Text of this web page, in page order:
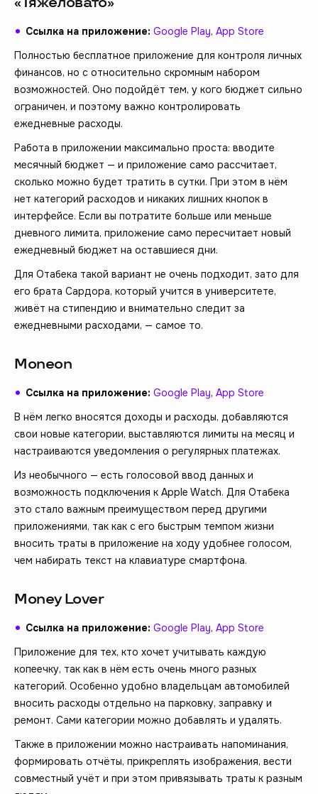
Ссылка на приложение: Google Play, App Store
Полностью бесплатное приложение для контроля личных
финансов, но с относительно скромным набором
возможностей. Оно подойдёт тем, у кого бюджет сильно
ограничен, и поэтому важно контролировать
ежедневные расходы.
Работа в приложении максимально проста: вводите
месячный бюджет — и приложение само рассчитает,
сколько можно будет тратить в сутки. При этом в нём
нет категорий расходов и никаких лишних кнопок в
интерфейсе. Если вы потратите больше или меньше
дневного лимита, приложение само пересчитает новый
ежедневный бюджет на оставшиеся дни.
Для Отабека такой вариант не очень подходит, зато для
его брата Сардора, который учится в университете,
живёт на стипендию и внимательно следит за
ежедневными расходами, — самое то.
Moneon
Ссылка на приложение: Google Play, App Store
В нём легко вносятся доходы и расходы, добавляются
свои новые категории, выставляются лимиты на месяц и
настраиваются уведомления о регулярных платежах.
Из необычного — есть голосовой ввод данных и
возможность подключения к Apple Watch. Для Отабека
это стало важным преимуществом перед другими
приложениями, так как с его быстрым темпом жизни
вносить траты в приложение на ходу удобнее голосом,
чем набирать текст на клавиатуре смартфона.
Money Lover
Ссылка на приложение: Google Play, App Store
Приложение для тех, кто хочет учитывать каждую
копеечку, так как в нём есть очень много разных
категорий. Особенно удобно владельцам автомобилей
вносить расходы отдельно на парковку, заправку и
ремонт. Сами категории можно добавлять и удалять.
Также в приложении можно настраивать напоминания,
формировать отчёты, прикреплять изображения, вести
совместный учёт и при этом привязывать траты к разным